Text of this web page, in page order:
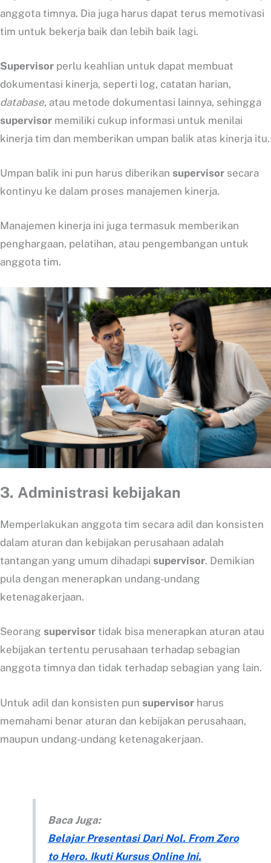
anggota timnya. Dia juga harus dapat terus memotivasi
tim untuk bekerja baik dan lebih baik lagi.
Supervisor perlu keahlian untuk dapat membuat
dokumentasi kinerja, seperti log, catatan harian,
database, atau metode dokumentasi lainnya, sehingga
supervisor memiliki cukup informasi untuk menilai
kinerja tim dan memberikan umpan balik atas kinerja itu.
Umpan balik ini pun harus diberikan supervisor secara
kontinyu ke dalam proses manajemen kinerja.
Manajemen kinerja ini juga termasuk memberikan
penghargaan, pelatihan, atau pengembangan untuk
anggota tim.
3. Administrasi kebijakan
Memperlakukan anggota tim secara adil dan konsisten
dalam aturan dan kebijakan perusahaan adalah
tantangan yang umum dihadapi supervisor. Demikian
pula dengan menerapkan undang-undang
ketenagakerjaan.
Seorang supervisor tidak bisa menerapkan aturan atau
kebijakan tertentu perusahaan terhadap sebagian
anggota timnya dan tidak terhadap sebagian yang lain.
Untuk adil dan konsisten pun supervisor harus
memahami benar aturan dan kebijakan perusahaan,
maupun undang-undang ketenagakerjaan.
Baca Juga:
Belajar Presentasi Dari Nol. From Zero
to Hero. Ikuti Kursus Online Ini.